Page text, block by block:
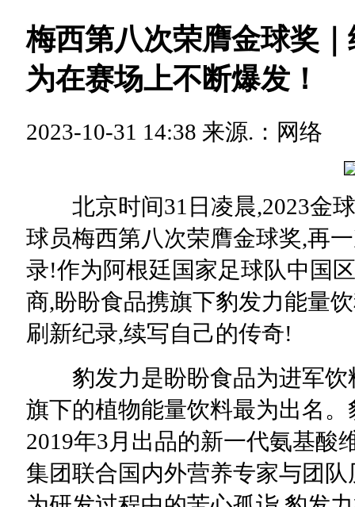
梅西第八次荣膺金球奖
为在赛场上不断爆发！
2023-10-31 14:38 来源.：网络
北京时间31日凌晨,2023金球
球员梅西第八次荣膺金球奖,再
录!作为阿根廷国家足球队中国
商,盼盼食品携旗下豹发力能量
刷新纪录,续写自己的传奇!
豹发力是盼盼食品为进军饮
旗下的植物能量饮料最为出名
2019年3月出品的新一代氨基酸
集团联合国内外营养专家与团